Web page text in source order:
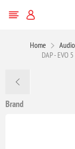
Home Audio
DAP - EVO
Brand